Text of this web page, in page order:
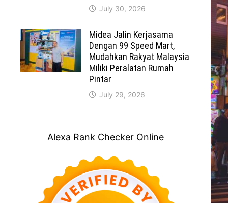
July 30, 2026
Midea Jalin Kerjasama
Dengan 99 Speed Mart,
Mudahkan Rakyat Malaysia
Miliki Peralatan Rumah
Pintar
July 29, 2026
Alexa Rank Checker Online